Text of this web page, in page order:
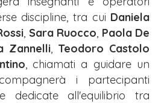
discipline, tra cui Daniela
, Sara Ruocco Paola De
Zannelli Teodoro Castolo
, chiamati a guidare un
i partecipanti
dedicate all'equilibrio tra